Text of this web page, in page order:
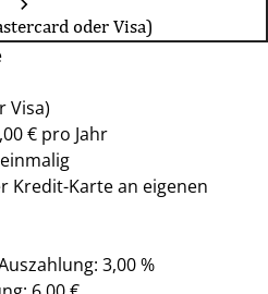
oder Visa)
Visa)
€ pro Jahr
Kredit-Karte an eigenen
3,00 %